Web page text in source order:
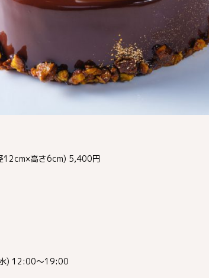
12cm×高さ6cm) 5,400円
) 12:00～19:00